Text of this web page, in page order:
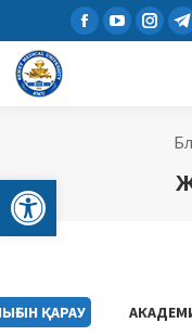
Open toolbar
ҚАРАУ